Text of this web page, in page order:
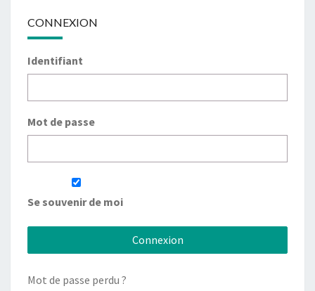
CONNEXION
Identifiant
Mot de passe
Se souvenir de moi
Mot de passe perdu ?